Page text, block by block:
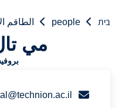
בית people الطاقم
مي